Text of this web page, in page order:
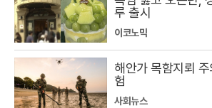
루 출시
이코노믹
해안가 목함지뢰
험
사회뉴스